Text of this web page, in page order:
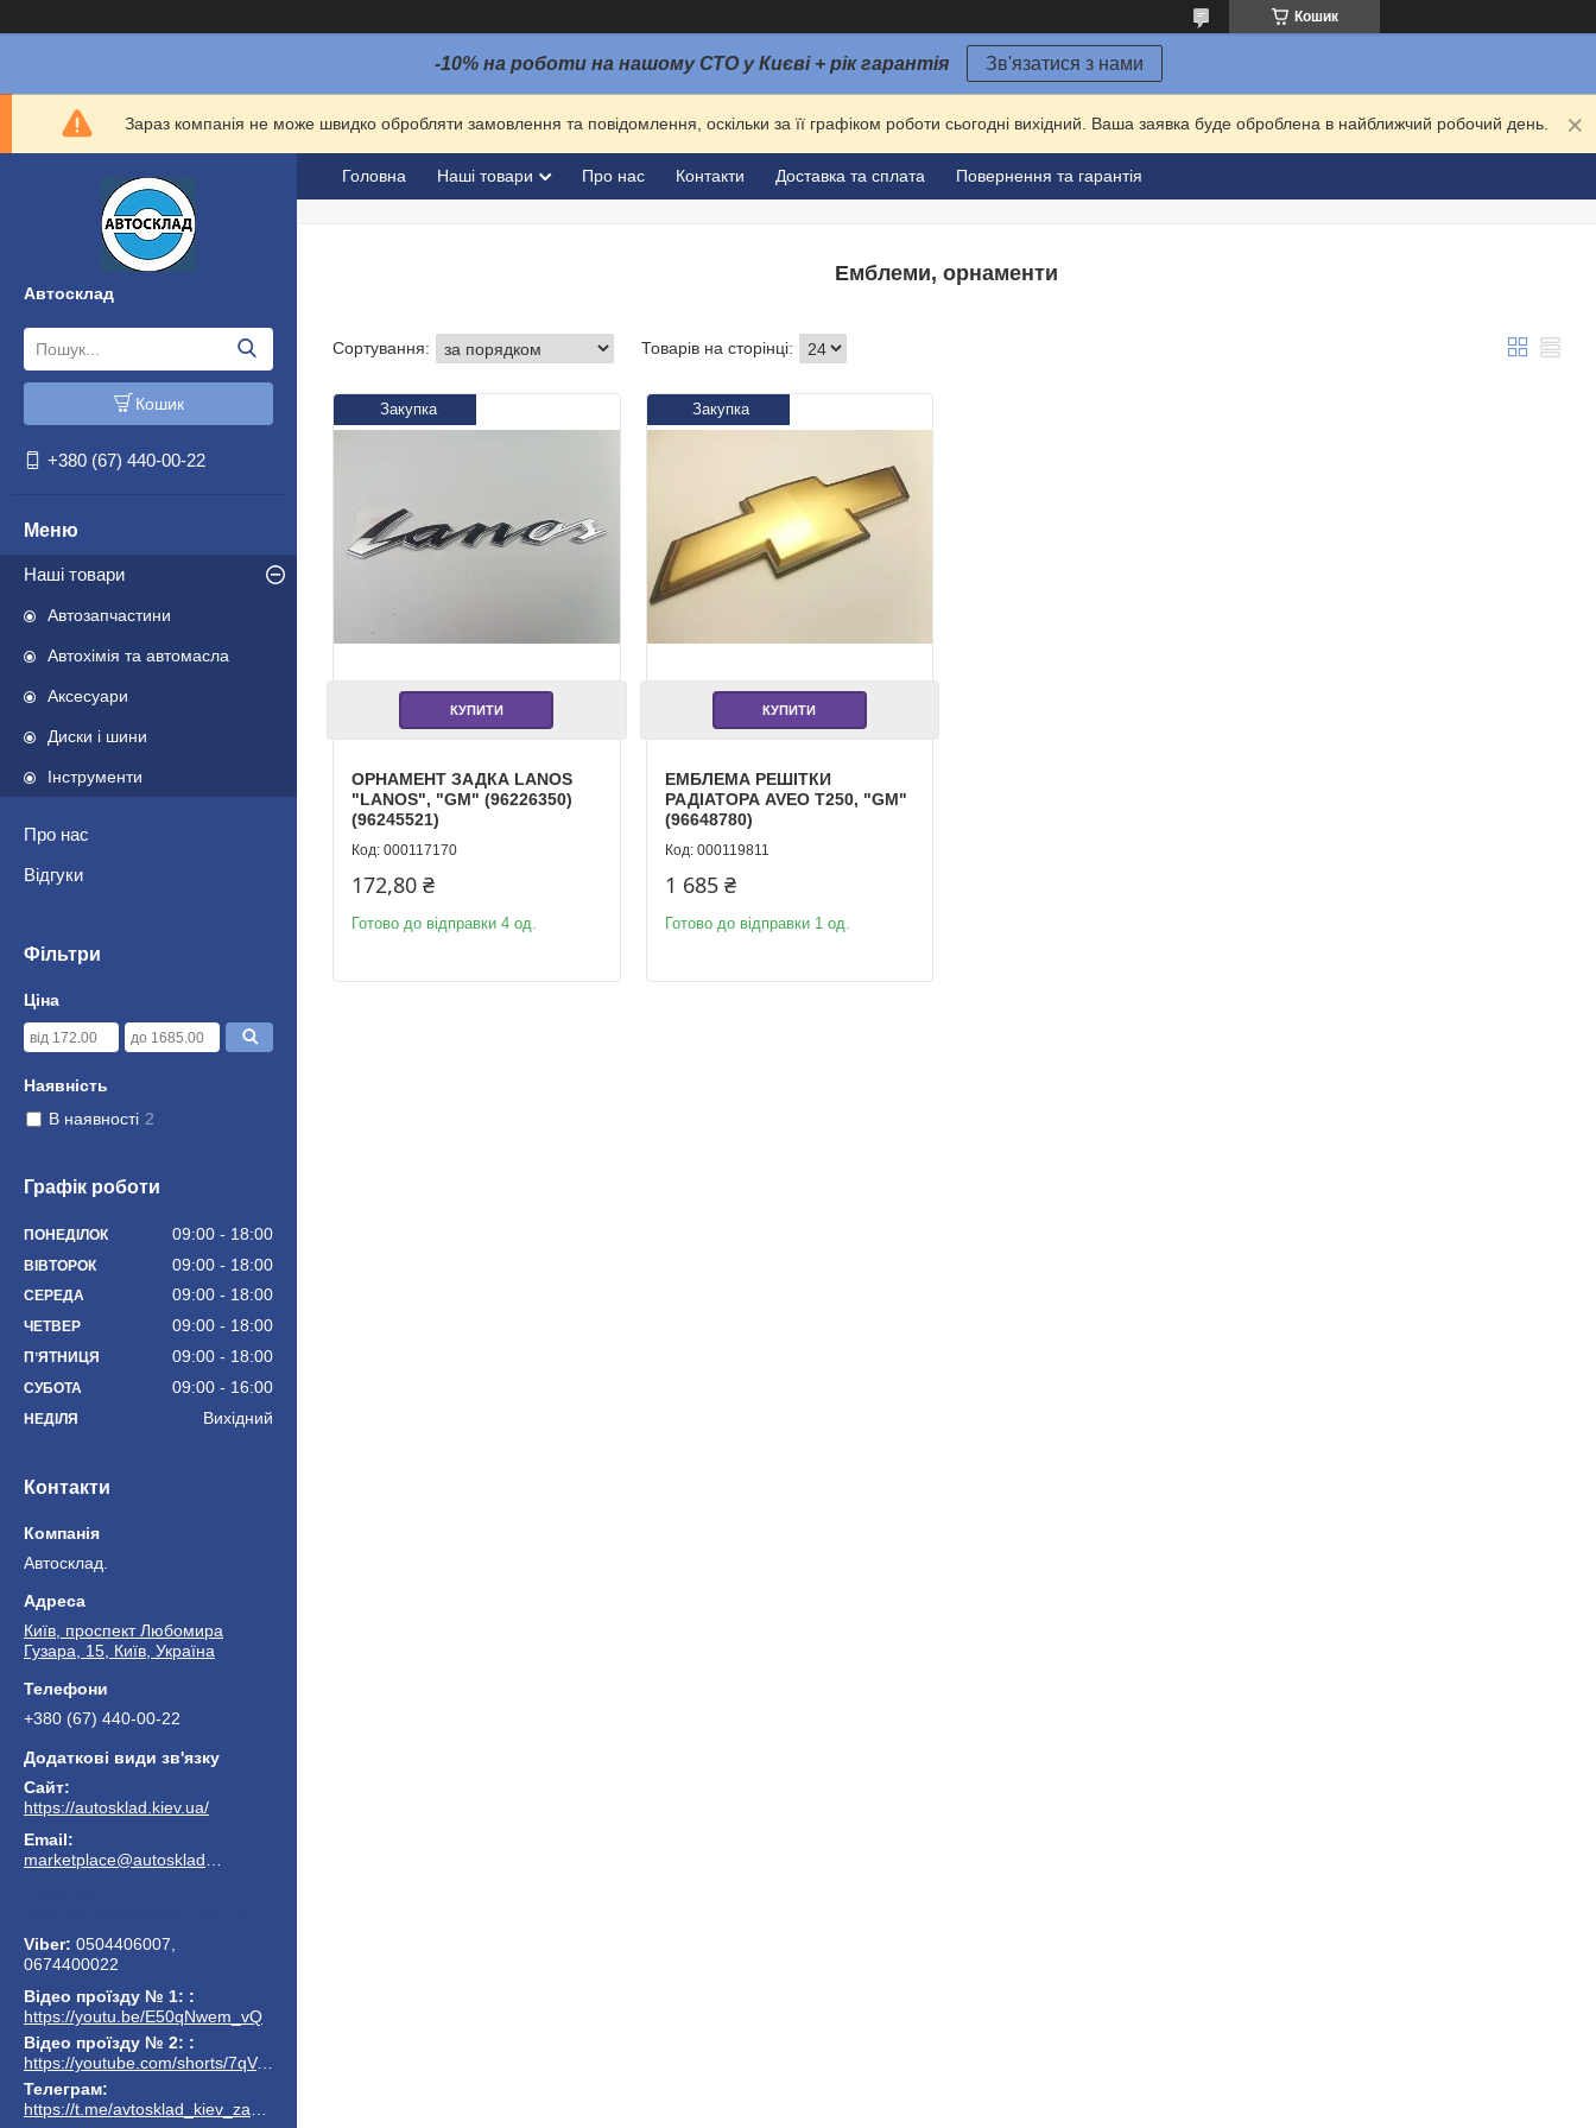
Кошик
-10% на роботи на нашому СТО у Києві + рік гарантія Зв'язатися з нами
Зараз компанія не може швидко обробляти замовлення та повідомлення, оскільки за її графіком роботи сьогодні вихідний. Ваша заявка буде оброблена в найближчий робочий день.
Автосклад
Кошик
+380 (67) 440-00-22
Наші товари
Автозапчастини
Автохімія та автомасла
Аксесуари
Диски і шини
Інструменти
Про нас
Відгуки
Фільтри
Ціна
Наявність
В наявності 2
Графік роботи
ПОНЕДІЛОК 09:00 18:00
ВІВТОРОК 09:00 18:00
СЕРЕДА 09:00 18:00
ЧЕТВЕР 09:00 18:00
ПʼЯТНИЦЯ 09:00 18:00
СУБОТА 09:00 16:00
НЕДІЛЯ Вихідний
Контакти
Автосклад.
Київ, проспект Любомира
Гузара, 15, Київ, Україна
+380 (67) 440-00-22
https://autosklad.kiev.ua/
0504406007,
0674400022
Відео проїзду № 1:
https://youtu.be/E50qNwem_vQ
Відео проїзду № 2:
https://youtube.com/shorts/7qVuk1k97EY
Телеграм
https://t.me/avtosklad_kiev_zapchastuny
Головна Наші товари Про нас Контакти Доставка та сплата Повернення та гарантія
Емблеми, орнаменти
Закупка
КУПИТИ
ОРНАМЕНТ ЗАДКА LANOS
"LANOS", "GM" (96226350)
(96245521)
000117170
172,80 ₴
Готово до відправки 4 од.
Закупка
КУПИТИ
ЕМБЛЕМА РЕШІТКИ
РАДІАТОРА AVEO T250, "GM"
(96648780)
000119811
1 685 ₴
Готово до відправки 1 од.